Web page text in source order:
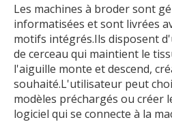
Les machines à broder sont
informatisées et sont livrées
motifs intégrés.Ils disposent
de cerceau qui maintient le
l'aiguille monte et descend,
souhaité.L'utilisateur peut
modèles préchargés ou créer
logiciel qui se connecte à la